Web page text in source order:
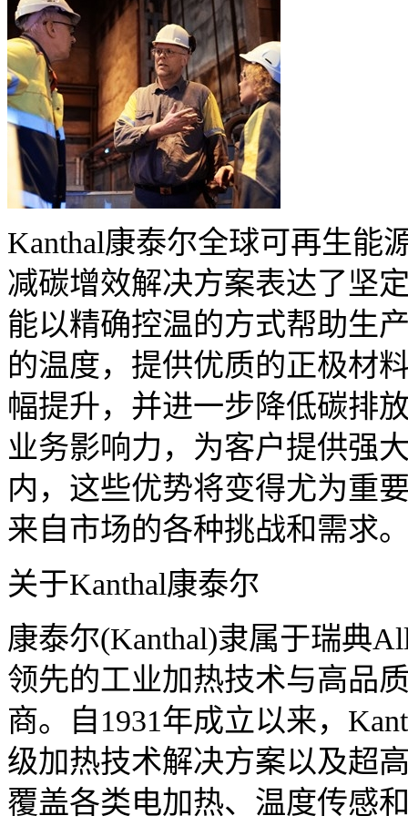
Kanthal康泰尔全球可再生能
减碳增效解决方案表达了坚
能以精确控温的方式帮助生
的温度，提供优质的正极材
幅提升，并进一步降低碳排
业务影响力，为客户提供强
内，这些优势将变得尤为重
来自市场的各种挑战和需求
关于Kanthal康泰尔
康泰尔(Kanthal)隶属于瑞典
领先的工业加热技术与高品
商。自1931年成立以来，
级加热技术解决方案以及超
覆盖各类电加热、温度传感